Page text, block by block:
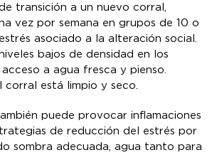
transición a un nuevo corral,
vez por semana en grupos de 10 o
asociado a la alteración social.
bajos de densidad en los
a agua fresca y pienso.
corral está limpio y seco.
puede provocar inflamaciones
de reducción del estrés por
sombra adecuada, agua tanto para